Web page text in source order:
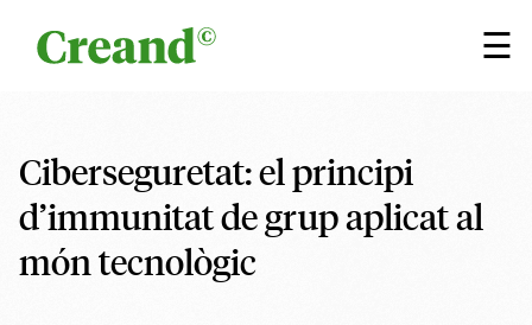
☰
×
Ciberseguretat: el principi
d’immunitat de grup aplicat al
món tecnològic